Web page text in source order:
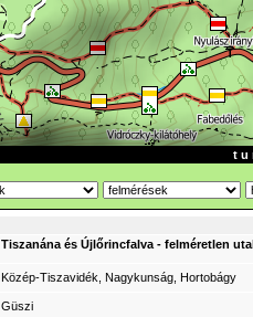
t u
Tiszanána és Újlőrincfalva - felméretlen
Közép-Tiszavidék, Nagykunság, Hortobágy
Güszi